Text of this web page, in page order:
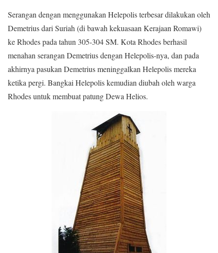
Serangan dengan menggunakan Helepolis terbesar dilakukan oleh
Demetrius dari Suriah (di bawah kekuasaan Kerajaan Romawi)
ke Rhodes pada tahun 305-304 SM. Kota Rhodes berhasil
menahan serangan Demetrius dengan Helepolis-nya, dan pada
akhirnya pasukan Demetrius meninggalkan Helepolis mereka
ketika pergi. Bangkai Helepolis kemudian diubah oleh warga
Rhodes untuk membuat patung Dewa Helios.